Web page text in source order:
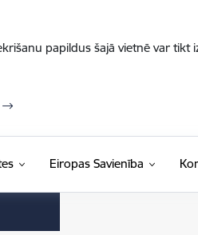
papildus šajā vietnē var
Eiropas Savienība